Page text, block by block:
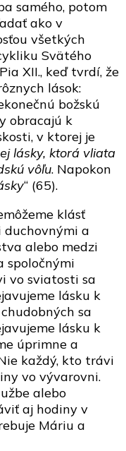
samého, potom
ako v
všetkých
Svätého
XII., keď tvrdí, že
lások:
božskú
obracajú k
v ktorej je
lásky, ktorá vliata
vôľu. Napokon
“ (65).
klásť
duchovnými a
alebo medzi
spoločnými
vo sviatosti sa
lásku k
sa
lásku k
úprimne a
každý, kto trávi
vo vývarovni.
alebo
aj hodiny v
Máriu a